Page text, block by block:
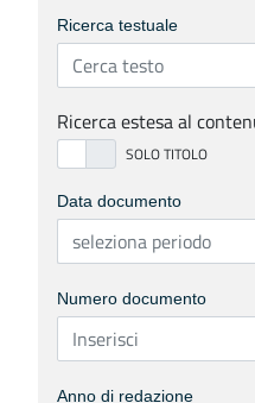
Ricerca testuale
Ricerca estesa al
Data documento
Numero documento
Anno di redazione